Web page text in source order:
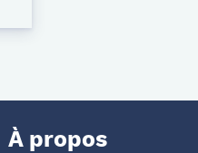
À propos